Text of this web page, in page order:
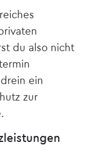
du also nicht
ein
zur